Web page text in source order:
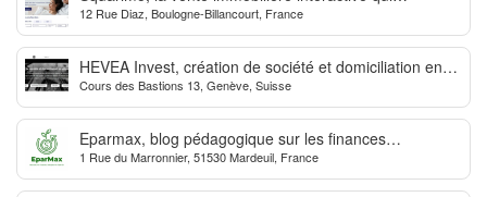
dynamise les transactions
12 Rue Diaz, Boulogne-Billancourt, France
HEVEA Invest, création de société et domiciliation en
Suisse
Cours des Bastions 13, Genève, Suisse
Eparmax, blog pédagogique sur les finances
personnelles
1 Rue du Marronnier, 51530 Mardeuil, France